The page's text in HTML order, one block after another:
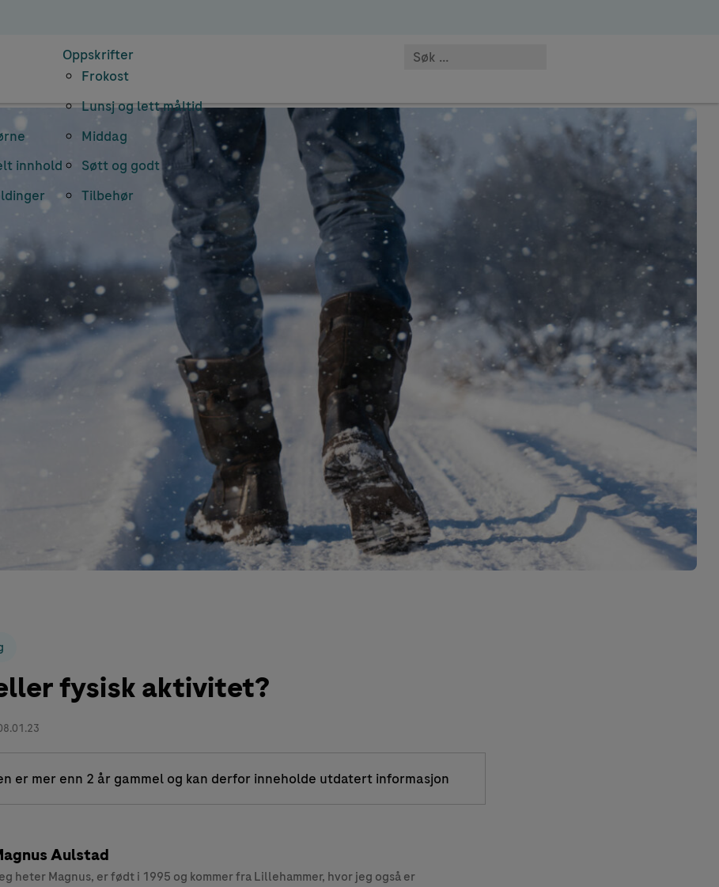
innhold
Oppskrifter
Frokost
Lunsj og lett måltid
Middag
Søtt og godt
Tilbehør
fysisk aktivitet?
er mer enn 2 år gammel og kan derfor inneholde utdatert informasjon
Aulstad
heter Magnus, er født i 1995 og kommer fra Lillehammer, hvor jeg også er